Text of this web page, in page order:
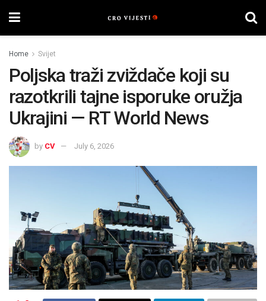
Home Svijet
Poljska traži zviždače koji su
razotkrili tajne isporuke oružja
Ukrajini — RT World News
by CV July 6, 2026